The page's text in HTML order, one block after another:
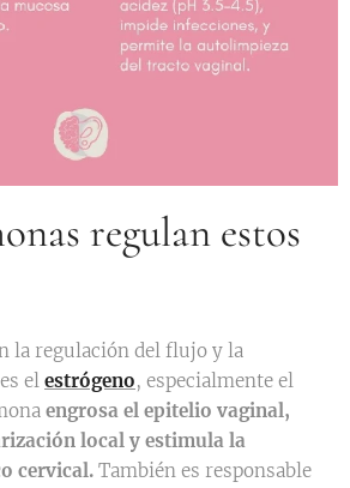
regulan estos
la regulación del flujo y la
el estrógeno, especialmente el
engrosa el epitelio vaginal,
local y estimula la
cervical. También es responsable